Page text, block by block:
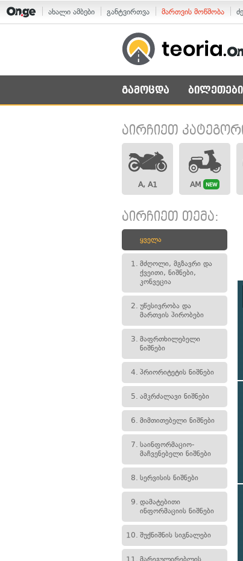
ახალი ამბები განტვირთვა მართვის მოწმობა
გამოცდა ბილეთები
აირჩიეთ
A, A1 AM NEW
აირჩიეთ თემა:
ყველა
1. მძღოლი, მგზავრი და
ქვეითი, ნიშნები,
კონვეცია
2. უწესივრობა და
მართვის პირობები
3. მაფრთხილებელი
ნიშნები
4. პრიორიტეტის ნიშნები
5. ამკრძალავი ნიშნები
6. მიმთითებელი ნიშნები
7. საინფორმაციო-
მაჩვენებელი ნიშნები
8. სერვისის ნიშნები
9. დამატებითი
ინფორმაციის ნიშნები
10. შუქნიშნის სიგნალები
11. მარეგულირებლის